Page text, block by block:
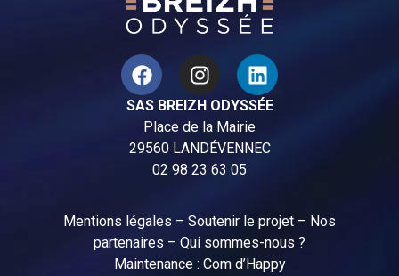
SAS BREIZH ODYSSÉE
Place de la Mairie
29560 LANDÉVENNEC
02 98 23 63 05
Mentions légales – Soutenir le projet – Nos
partenaires – Qui sommes-nous ?
Maintenance : Com d’Happy